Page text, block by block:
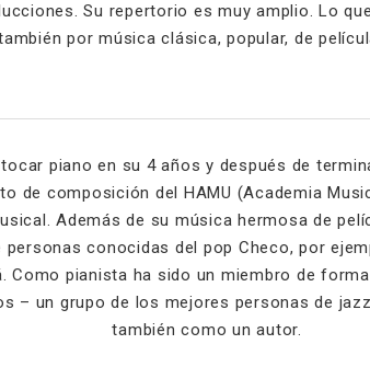
Su repertorio es muy amplio. Lo
por música clásica, popular, de
piano en su 4 años y después de
de composición del HAMU (Academia
Además de su música hermosa de
conocidas del pop Checo, por
Como pianista ha sido un miembro de
– un grupo de los mejores personas de
también como un autor.